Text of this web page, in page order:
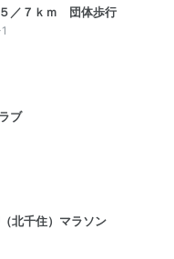
／７ｋｍ 団体歩行
ブ
北千住）マラソン